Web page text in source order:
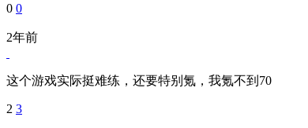
0 0
2年前
这个游戏实际挺难练，还要特别氪，我氪不到70
2 3